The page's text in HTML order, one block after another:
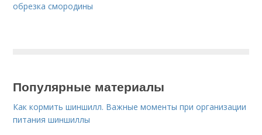
обрезка смородины
Популярные материалы
Как кормить шиншилл. Важные моменты при организации
питания шиншиллы